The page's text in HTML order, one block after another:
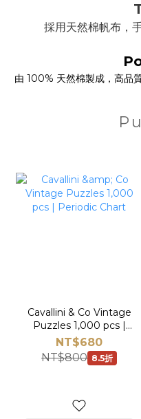
採用天然棉帆布，
由 100% 天然棉製成，高品
Cavallini & Co Vintage
Puzzles 1,000 pcs |
Periodic Chart
NT$680
NT$800 8.5折